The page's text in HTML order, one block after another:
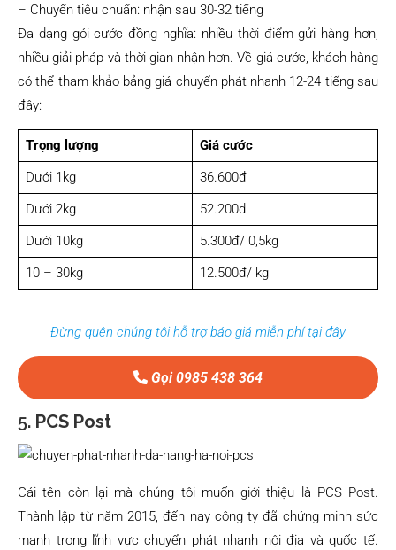
– Chuyển tiêu chuẩn: nhận sau 30-32 tiếng
Đa dạng gói cước đồng nghĩa: nhiều thời điểm gửi hàng hơn,
nhiều giải pháp và thời gian nhận hơn. Về giá cước, khách hàng
có thể tham khảo bảng giá chuyển phát nhanh 12-24 tiếng sau
đây:
Trọng lượng
Giá cước
Dưới 1kg
36.600đ
Dưới 2kg
52.200đ
Dưới 10kg
5.300đ/ 0,5kg
10 – 30kg
12.500đ/ kg
Đừng quên chúng tôi hỗ trợ báo giá miễn phí tại đây
Gọi 0985 438 364
5. PCS Post
Cái tên còn lại mà chúng tôi muốn giới thiệu là PCS Post.
Thành lập từ năm 2015, đến nay công ty đã chứng minh sức
mạnh trong lĩnh vực chuyển phát nhanh nội địa và quốc tế.